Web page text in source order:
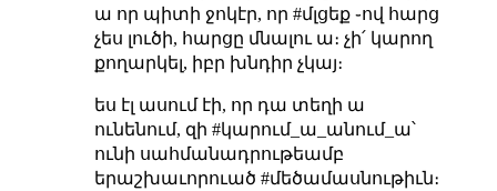
ա որ պիտի ջոկէր, որ #մլցեք ֊ով հարց
չես լուծի, հարցը մնալու ա։ չի՛ կարող
քողարկել, իբր խնդիր չկայ։
ես էլ ասում էի, որ դա տեղի ա
ունենում, զի #կարում_ա_անում_ա՝
ունի սահմանադրութեամբ
երաշխաւորուած #մեծամասնութիւն։